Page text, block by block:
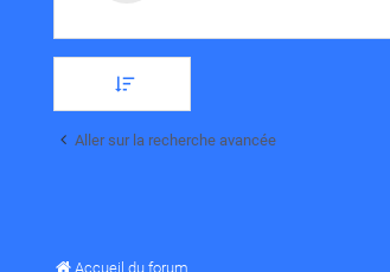
Aller sur la recherche avancée
Accueil du forum